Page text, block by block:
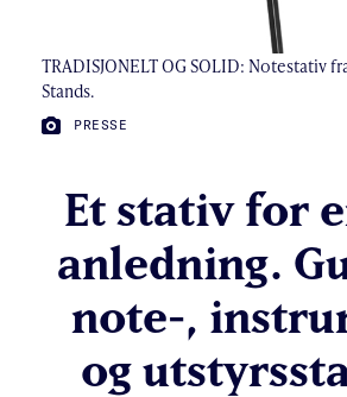
TRADISJONELT OG SOLID: Notestativ
Stands.
FOTO:
PRESSE
Et stativ for
anledning.
note-,
og